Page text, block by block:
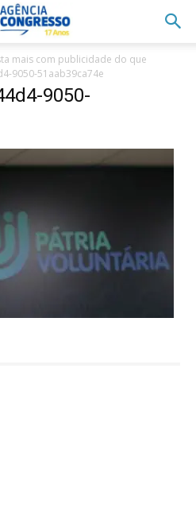
mais com publicidade do que
9050-51aab39ca74e
9050-